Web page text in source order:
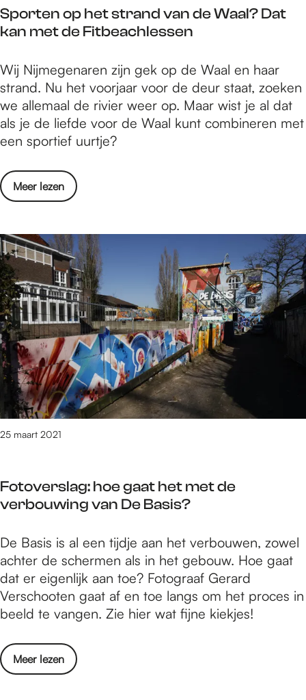
1
6
1
r
e
s
u
a
n
Sporten op het strand van de Waal? Dat
kan met de Fitbeachlessen
S
p
o
r
t
n
o
e
t
s
t
r
a
n
d
n
d
W
a
a
?
D
a
t
k
n
m
Wij Nijmegenaren zijn gek op de Waal en haar
strand. Nu het voorjaar voor de deur staat, zoeken
we allemaal de rivier weer op. Maar wist je al dat
als je de liefde voor de Waal kunt combineren met
een sportief uurtje?
Meer lezen
o
v
r
S
o
r
t
e
n
o
p
h
e
t
r
n
d
v
a
n
e
W
Fotoverslag: hoe gaat het met de
verbouwing van De Basis?
25 maart 2021
F
o
t
o
v
r
s
De Basis is al een tijdje aan het verbouwen, zowel
achter de schermen als in het gebouw. Hoe gaat
dat er eigenlijk aan toe? Fotograaf Gerard
Verschooten gaat af en toe langs om het proces in
beeld te vangen. Zie hier wat fijne kiekjes!
Meer lezen
o
v